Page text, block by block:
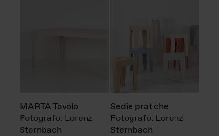
MARTA Tavolo
Fotografo: Lorenz
Sternbach
Sedie pratiche
Fotografo: Lorenz
Sternbach